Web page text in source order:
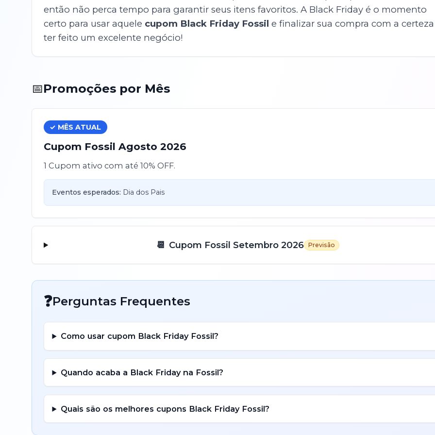
então não perca tempo para garantir seus itens favoritos. A Black Friday é o momento
certo para usar aquele cupom Black Friday Fossil e finalizar sua compra com a
ter feito um excelente negócio!
📅Promoções por Mês
✓ MÊS ATUAL
Cupom Fossil Agosto 2026
1 Cupom ativo com até 10% OFF.
Eventos esperados: Dia dos Pais
📆 Cupom Fossil Setembro 2026 Previsão
❓Perguntas Frequentes
Como usar cupom Black Friday Fossil?
Quando acaba a Black Fridayna Fossil?
Quais são os melhores cupons Black Friday Fossil?